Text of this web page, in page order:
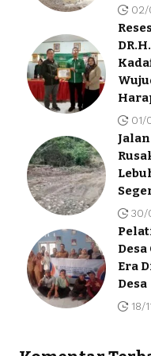
02/
01/
30/
Era
Desa
18/